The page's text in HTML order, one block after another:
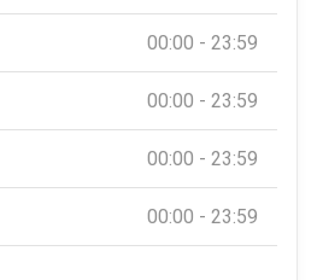
00:00 - 23:59
00:00 - 23:59
00:00 - 23:59
00:00 - 23:59